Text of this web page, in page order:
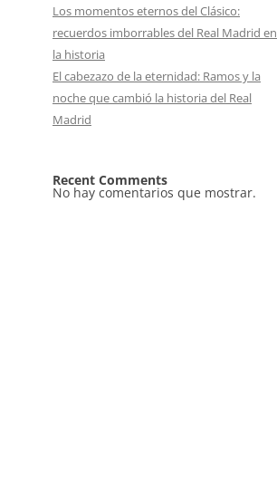
Los momentos eternos del Clásico:
recuerdos imborrables del Real Madrid en
la historia
El cabezazo de la eternidad: Ramos y la
noche que cambió la historia del Real
Madrid
Recent Comments
No hay comentarios que mostrar.